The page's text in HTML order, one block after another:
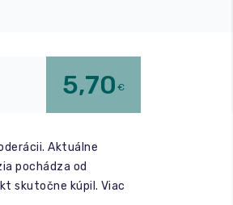
5,70 €
Aktuálne
pochádza od
skutočne kúpil. Viac